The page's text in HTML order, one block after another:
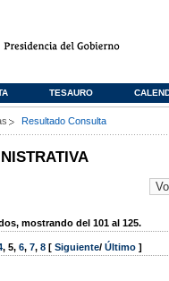
TESAURO
Resultado Consulta
mostrando del 101 al 125.
, 5, 6, 7, 8 [ Siguiente/ Último ]